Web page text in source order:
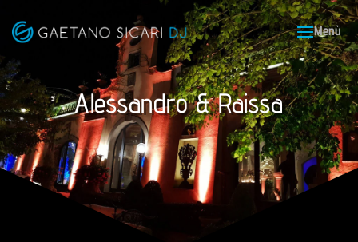
Alessandro & Raissa